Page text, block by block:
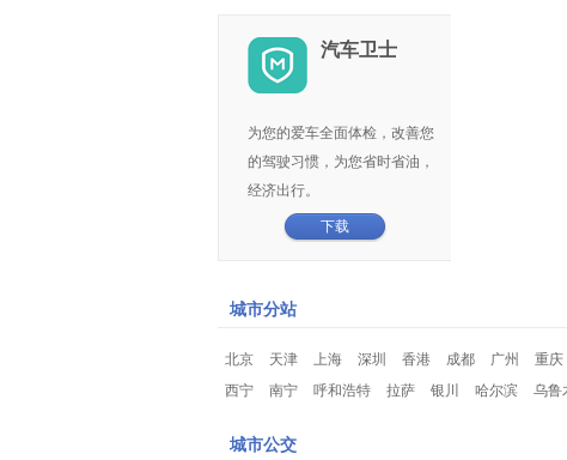
汽车卫士
为您的爱车全面体检，改善您
的驾驶习惯，为您省时省油，
经济出行。
下载
城市分站
北京 天津 上海 深圳 香港 成都 广州 重庆
西宁
南宁 呼和浩特 拉萨 银川 哈尔滨 乌鲁
城市公交